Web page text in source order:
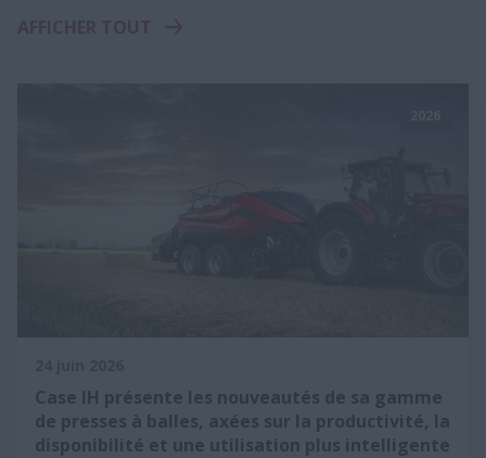
Case IH présente les nouveautés de sa gamme
de presses à balles, axées sur la productivité, la
disponibilité et une utilisation plus intelligente